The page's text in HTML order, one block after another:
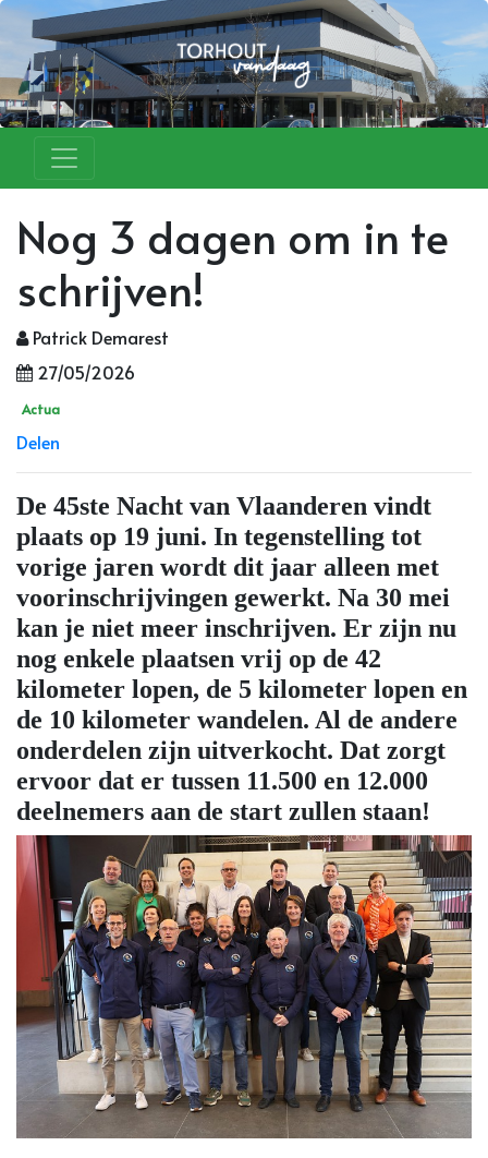
Nog 3 dagen om in te
schrijven!
Patrick Demarest
27/05/2026
Actua
Delen
De 45ste Nacht van Vlaanderen vindt
plaats op 19 juni. In tegenstelling tot
vorige jaren wordt dit jaar alleen met
voorinschrijvingen gewerkt. Na 30 mei
kan je niet meer inschrijven. Er zijn nu
nog enkele plaatsen vrij op de 42
kilometer lopen, de 5 kilometer lopen en
de 10 kilometer wandelen. Al de andere
onderdelen zijn uitverkocht. Dat zorgt
ervoor dat er tussen 11.500 en 12.000
deelnemers aan de start zullen staan!